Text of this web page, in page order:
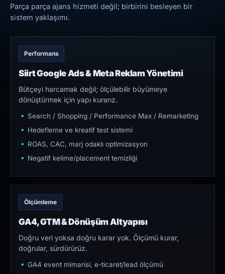
Parça parça ajans hizmeti değil; birbirini besleyen bir
sistem yaklaşımı.
Performans
Siirt Google Ads & Meta Reklam Yönetimi
Bütçeyi harcamak değil; ölçülebilir büyümeye
dönüştürmek için yapı kurarız.
Search / Shopping / Performance Max / Remarketing
Hedefleme ve kreatif test sistemi
ROAS, CAC, marj odaklı optimizasyon
Negatif kelime/placement temizliği
Ölçümleme
GA4, GTM & Dönüşüm Altyapısı
Doğru veri yoksa doğru karar yok. Ölçümü kurar,
doğrular, sürdürürüz.
GA4 event mimarisi, e-ticaret/lead ölçümü